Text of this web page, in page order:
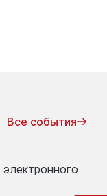
Все события